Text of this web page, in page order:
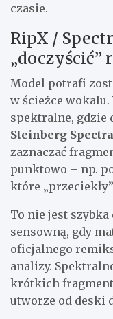
czasie.
RipX /
„doczyścić”
Model potrafi
w ścieżce wokalu.
spektralne, gdzie
Steinberg
zaznaczać
punktowo – np.
które
To nie jest szybka
sensowną, gdy
oficjalnego
analizy.
krótkich
utworze od deski